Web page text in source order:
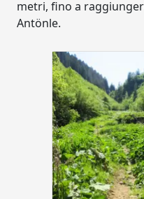
metri, fino a
Antönle.